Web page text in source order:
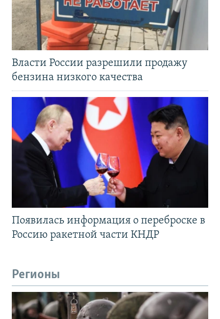
Власти России разрешили продажу
бензина низкого качества
Появилась информация о переброске в
Россию ракетной части КНДР
Регионы